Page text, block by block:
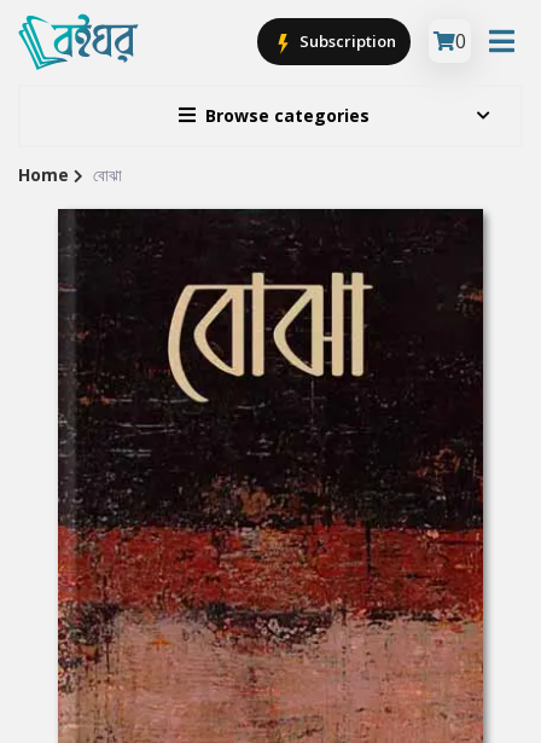
Browse categories
Subscription 0
Site
Breadcrumb
Home বোঝা